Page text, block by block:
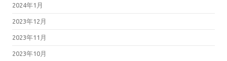
2024年1月
2023年12月
2023年11月
2023年10月